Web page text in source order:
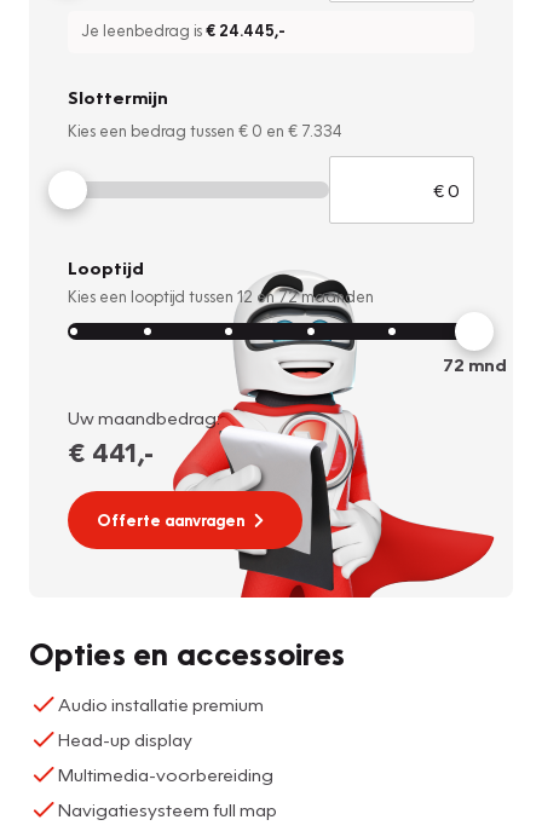
Je leenbedrag is€ 24.445,-
Slottermijn
Kies een bedrag tussen € 0 en € 7.334
Looptijd
Kies een looptijd tussen 12 en72maanden
72 mnd
Uw maandbedrag:
€ 441,-
Offerte aanvragen
Opties en accessoires
Audio installatie premium
Head-up display
Multimedia-voorbereiding
Navigatiesysteem full map